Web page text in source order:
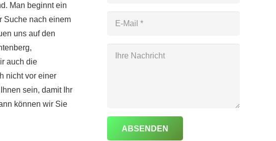
Man beginnt ein
Suche nach einem
uns auf den
auch die
nicht vor einer
sein, damit Ihr
können wir Sie
ABSENDEN